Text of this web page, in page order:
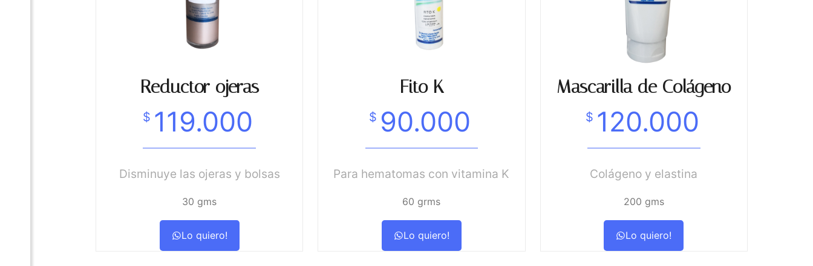
Reductor ojeras
$ 119.000
Disminuye las ojeras y bolsas
30 gms
Lo quiero!
Fito K
$ 90.000
Para hematomas con vitamina K
60 grms
Lo quiero!
Mascarilla de Colágeno
$ 120.000
Colágeno y elastina
200 gms
Lo quiero!